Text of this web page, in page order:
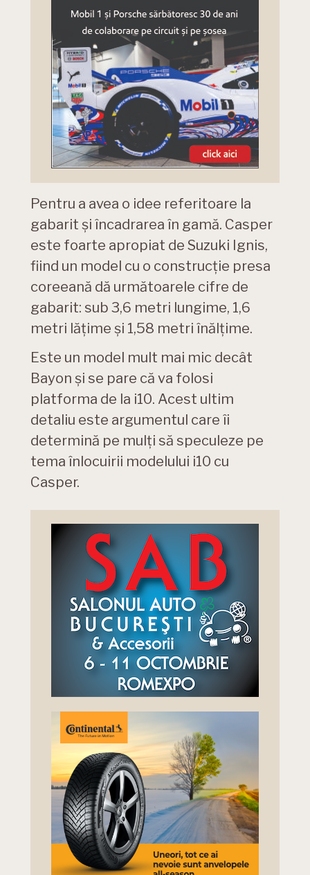
Pentru a avea o idee referitoare la
gabarit și încadrarea în gamă. Casper
este foarte apropiat de Suzuki Ignis,
fiind un model cu o construcție presa
coreeană dă următoarele cifre de
gabarit: sub 3,6 metri lungime, 1,6
metri lățime și 1,58 metri înălțime.
Este un model mult mai mic decât
Bayon și se pare că va folosi
platforma de la i10. Acest ultim
detaliu este argumentul care îi
determină pe mulți să speculeze pe
tema înlocuirii modelului i10 cu
Casper.